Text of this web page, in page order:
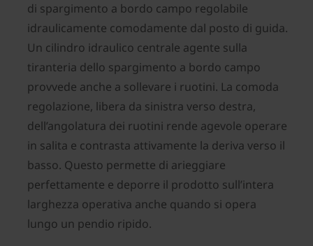
di spargimento a bordo campo regolabile
idraulicamente comodamente dal posto di guida.
Un cilindro idraulico centrale agente sulla
tiranteria dello spargimento a bordo campo
provvede anche a sollevare i ruotini. La comoda
regolazione, libera da sinistra verso destra,
dell’angolatura dei ruotini rende agevole operare
in salita e contrasta attivamente la deriva verso il
basso. Questo permette di arieggiare
perfettamente e deporre il prodotto sull’intera
larghezza operativa anche quando si opera
lungo un pendio ripido.